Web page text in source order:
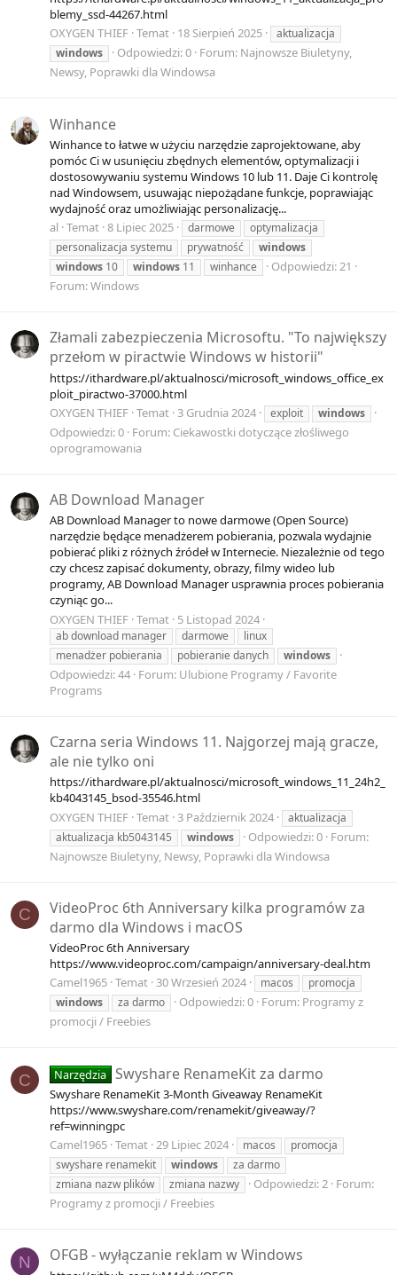
blemy_ssd-44267.html
OXYGEN THIEF Temat 18 Sierpień 2025
aktualizacja
windows
Odpowiedzi: 0 Forum: Najnowsze Biuletyny,
Newsy, Poprawki dla Windowsa
Winhance
Winhance to łatwe w użyciu narzędzie zaprojektowane, aby
pomóc Ci w usunięciu zbędnych elementów, optymalizacji i
dostosowywaniu systemu Windows 10 lub 11. Daje Ci kontrolę
nad Windowsem, usuwając niepożądane funkcje, poprawiając
wydajność oraz umożliwiając personalizację...
al Temat 8 Lipiec 2025 darmowe
optymalizacja
personalizacja systemu
prywatność
windows
windows 10 windows 11 winhance
Odpowiedzi: 21
Forum:Windows
Złamali zabezpieczenia Microsoftu. "To największy
przełom w piractwie Windows w historii"
https://ithardware.pl/aktualnosci/microsoft_windows_office_ex
ploit_piractwo-37000.html
OXYGEN THIEF Temat 3 Grudnia 2024 exploit windows
Odpowiedzi: 0 Forum: Ciekawostki dotyczące złośliwego
oprogramowania
AB Download Manager
AB Download Manager to nowe darmowe (Open Source)
narzędzie będące menadżerem pobierania, pozwala wydajnie
pobierać pliki z różnych źródeł w Internecie. Niezależnie od tego
czy chcesz zapisać dokumenty, obrazy, filmy wideo lub
programy, AB Download Manager usprawnia proces pobierania
czyniąc go...
OXYGEN THIEF Temat 5 Listopad 2024
ab download manager darmowe
linux
menadżer pobierania
pobieranie danych windows
Odpowiedzi: 44 Forum: Ulubione Programy / Favorite
Programs
Czarna seria Windows 11. Najgorzej mają gracze,
ale nie tylko oni
https://ithardware.pl/aktualnosci/microsoft_windows_11_24h2_
kb4043145_bsod-35546.html
OXYGEN THIEF Temat 3 Październik 2024
aktualizacja
aktualizacja kb5043145
windows Odpowiedzi: 0 Forum:
Najnowsze Biuletyny, Newsy, Poprawki dla Windowsa
C
VideoProc 6th Anniversary kilka programów za
darmo dla Windows i macOS
VideoProc 6th Anniversary
https://www.videoproc.com/campaign/anniversary-deal.htm
Camel1965 Temat 30 Wrzesień 2024 macos
promocja
windows
za darmo Odpowiedzi: 0 Forum: Programy z
promocji / Freebies
C Narzędzia Swyshare RenameKit za darmo
Swyshare RenameKit 3-Month Giveaway RenameKit
https://www.swyshare.com/renamekit/giveaway/?
ref=winningpc
Camel1965 Temat 29 Lipiec 2024 macos
promocja
swyshare renamekit
windows
za darmo
zmiana nazw plików
zmiana nazwy Odpowiedzi: 2 Forum:
Programy z promocji / Freebies
N OFGB - wyłączanie reklam w Windows